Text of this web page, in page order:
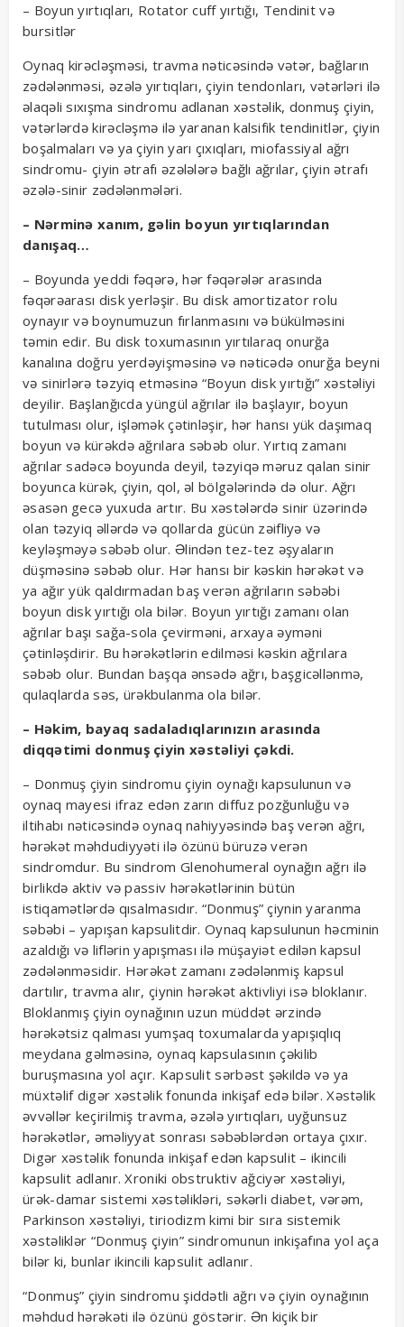
– Boyun yırtıqları, Rotator cuff yırtığı, Tendinit və
bursitlər
Oynaq kirəcləşməsi, travma nəticəsində vətər, bağların
zədələnməsi, əzələ yırtıqları, çiyin tendonları, vətərləri ilə
əlaqəli sıxışma sindromu adlanan xəstəlik, donmuş çiyin,
vətərlərdə kirəcləşmə ilə yaranan kalsifik tendinitlər, çiyin
boşalmaları və ya çiyin yarı çıxıqları, miofassiyal ağrı
sindromu- çiyin ətrafı əzələlərə bağlı ağrılar, çiyin ətrafı
əzələ-sinir zədələnmələri.
– Nərminə xanım, gəlin boyun yırtıqlarından
danışaq…
– Boyunda yeddi fəqərə, hər fəqərələr arasında
fəqərəarası disk yerləşir. Bu disk amortizator rolu
oynayır və boynumuzun fırlanmasını və bükülməsini
təmin edir. Bu disk toxumasının yırtılaraq onurğa
kanalına doğru yerdəyişməsinə və nəticədə onurğa beyni
və sinirlərə təzyiq etməsinə “Boyun disk yırtığı” xəstəliyi
deyilir. Başlanğıcda yüngül ağrılar ilə başlayır, boyun
tutulması olur, işləmək çətinləşir, hər hansı yük daşımaq
boyun və kürəkdə ağrılara səbəb olur. Yırtıq zamanı
ağrılar sadəcə boyunda deyil, təzyiqə məruz qalan sinir
boyunca kürək, çiyin, qol, əl bölgələrində də olur. Ağrı
əsasən gecə yuxuda artır. Bu xəstələrdə sinir üzərində
olan təzyiq əllərdə və qollarda gücün zəifliyə və
keyləşməyə səbəb olur. Əlindən tez-tez əşyaların
düşməsinə səbəb olur. Hər hansı bir kəskin hərəkət və
ya ağır yük qaldırmadan baş verən ağrıların səbəbi
boyun disk yırtığı ola bilər. Boyun yırtığı zamanı olan
ağrılar başı sağa-sola çevirməni, arxaya əyməni
çətinləşdirir. Bu hərəkətlərin edilməsi kəskin ağrılara
səbəb olur. Bundan başqa ənsədə ağrı, başgicəllənmə,
qulaqlarda səs, ürəkbulanma ola bilər.
– Həkim, bayaq sadaladıqlarınızın arasında
diqqətimi donmuş çiyin xəstəliyi çəkdi.
– Donmuş çiyin sindromu çiyin oynağı kapsulunun və
oynaq mayesi ifraz edən zarın diffuz pozğunluğu və
iltihabı nəticəsində oynaq nahiyyəsində baş verən ağrı,
hərəkət məhdudiyyəti ilə özünü büruzə verən
sindromdur. Bu sindrom Glenohumeral oynağın ağrı ilə
birlikdə aktiv və passiv hərəkətlərinin bütün
istiqamətlərdə qısalmasıdır. “Donmuş” çiynin yaranma
səbəbi – yapışan kapsulitdir. Oynaq kapsulunun həcminin
azaldığı və liflərin yapışması ilə müşayiət edilən kapsul
zədələnməsidir. Hərəkət zamanı zədələnmiş kapsul
dartılır, travma alır, çiynin hərəkət aktivliyi isə bloklanır.
Bloklanmış çiyin oynağının uzun müddət ərzində
hərəkətsiz qalması yumşaq toxumalarda yapışıqlıq
meydana gəlməsinə, oynaq kapsulasının çəkilib
buruşmasına yol açır. Kapsulit sərbəst şəkildə və ya
müxtəlif digər xəstəlik fonunda inkişaf edə bilər. Xəstəlik
əvvəllər keçirilmiş travma, əzələ yırtıqları, uyğunsuz
hərəkətlər, əməliyyat sonrası səbəblərdən ortaya çıxır.
Digər xəstəlik fonunda inkişaf edən kapsulit – ikincili
kapsulit adlanır. Xroniki obstruktiv ağciyər xəstəliyi,
ürək-damar sistemi xəstəlikləri, səkərli diabet, vərəm,
Parkinson xəstəliyi, tiriodizm kimi bir sıra sistemik
xəstəliklər “Donmuş çiyin” sindromunun inkişafına yol aça
bilər ki, bunlar ikincili kapsulit adlanır.
“Donmuş” çiyin sindromu şiddətli ağrı və çiyin oynağının
məhdud hərəkəti ilə özünü göstərir. Ən kiçik bir